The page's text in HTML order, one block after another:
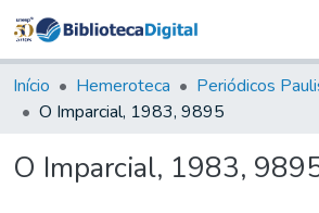
&
Coleções
Tudo na
Digital
Início Hemeroteca Periódicos
O Imparcial, 1983, 9895
O Imparcial, 1983,